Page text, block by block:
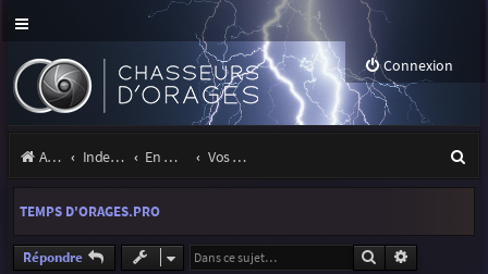
Connexion
Accueil Index du forum En marge des orages Vos sites, projets, expositions
e
TEMPS D'ORAGES.PRO
Répondre Rechercher